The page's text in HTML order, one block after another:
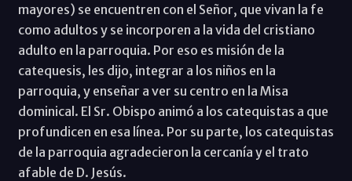
mayores) se encuentren con el Señor, que vivan la fe
como adultos y se incorporen a la vida del cristiano
adulto en la parroquia. Por eso es misión de la
catequesis, les dijo, integrar a los niños en la
parroquia, y enseñar a ver su centro en la Misa
dominical. El Sr. Obispo animó a los catequistas a que
profundicen en esa línea. Por su parte, los catequistas
de la parroquia agradecieron la cercanía y el trato
afable de D. Jesús.